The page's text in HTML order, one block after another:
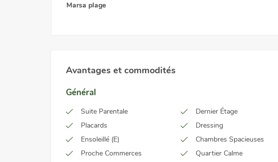
Marsa plage
Avantages et commodités
Général
Suite Parentale Dernier Étage
Placards
Dressing
Ensoleillé (e)
Chambres Spacieuses
Proche Commerces
Quartier Calme